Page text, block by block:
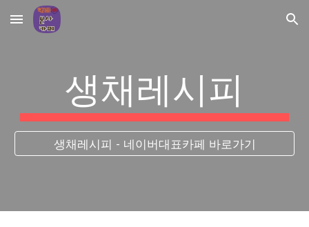
Skip to main content Skip to navigation
생채레시피
생채레시피 - 네이버대표카페 바로가기